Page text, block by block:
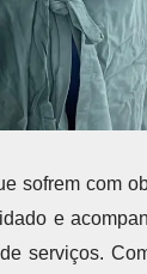
sofrem com
e
serviços.